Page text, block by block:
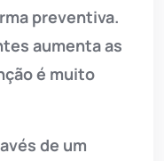
preventiva.
aumenta as
é muito
de um